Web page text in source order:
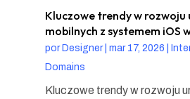
Kluczowe trendy w rozwoju
mobilnych z systemem iOS
porDesigner| mar 17, 2026
Domains
Kluczowe trendy w rozwoju